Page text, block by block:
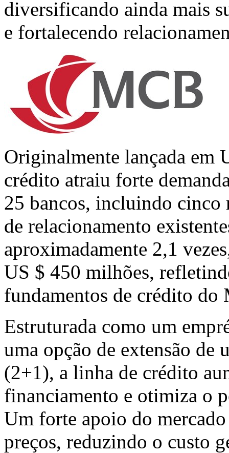
diversificando ainda mais
e fortalecendo
Originalmente lançada em
crédito atraiu forte
25 bancos, incluindo cinco
de relacionamento
aproximadamente 2,1
US $ 450 milhões,
fundamentos de crédito do
Estruturada como um
uma opção de extensão
(2+1), a linha de crédito
financiamento e otimiza o
Um forte apoio do
preços, reduzindo o custo